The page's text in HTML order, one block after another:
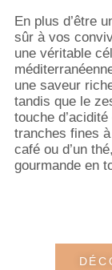
En plus d’être
sûr à vos
une véritable
une saveur
tandis que le
touche
tranches fines à
café ou d’un
gourmande en